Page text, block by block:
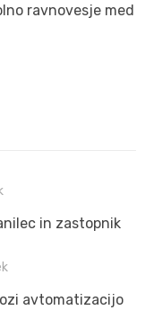
ravnovesje med
in zastopnik
avtomatizacijo